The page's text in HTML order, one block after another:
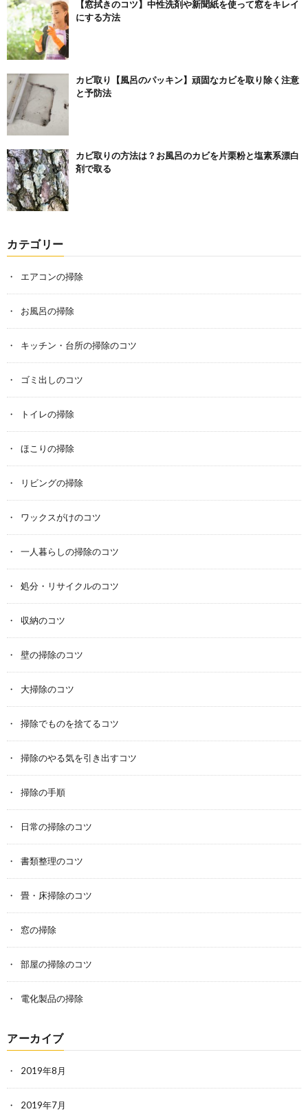
【窓拭きのコツ】中性洗剤や新聞紙を使って窓をキレイ
にする方法
カビ取り【風呂のパッキン】頑固なカビを取り除く注意
と予防法
カビ取りの方法は？お風呂のカビを片栗粉と塩素系漂白
剤で取る
カテゴリー
エアコンの掃除
お風呂の掃除
キッチン・台所の掃除のコツ
ゴミ出しのコツ
トイレの掃除
ほこりの掃除
リビングの掃除
ワックスがけのコツ
一人暮らしの掃除のコツ
処分・リサイクルのコツ
収納のコツ
壁の掃除のコツ
大掃除のコツ
掃除でものを捨てるコツ
掃除のやる気を引き出すコツ
掃除の手順
日常の掃除のコツ
書類整理のコツ
畳・床掃除のコツ
窓の掃除
部屋の掃除のコツ
電化製品の掃除
アーカイブ
2019年8月
2019年7月